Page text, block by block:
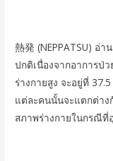
熱発 (NEPPATSU) อ่
ปกติเนื่องจากอาการป่
ร่างกายสูง จะอยู่ที่
แต่ละคนนั้นจะแตกต่าง
สภาพร่างกายในกรณี